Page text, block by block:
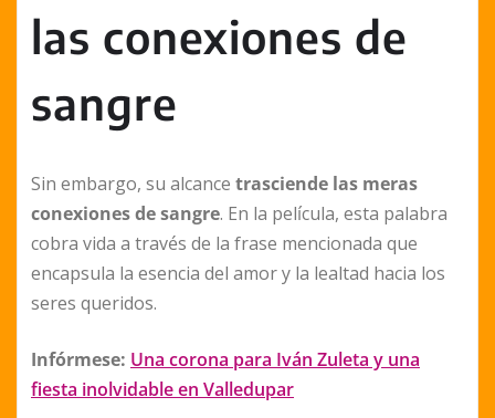
las conexiones de
sangre
Sin embargo, su alcance trasciende las meras
conexiones de sangre. En la película, esta palabra
cobra vida a través de la frase mencionada que
encapsula la esencia del amor y la lealtad hacia los
seres queridos.
Infórmese: Una corona para Iván Zuleta y una
fiesta inolvidable en Valledupar